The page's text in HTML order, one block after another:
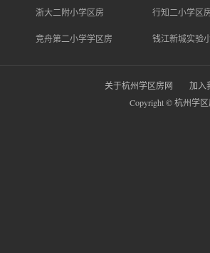
浙大二附小学区房 行知二小学区
竞舟第二小学学区房 钱江新城实验
关于杭州学区房网
加入
Copyright © 杭州学